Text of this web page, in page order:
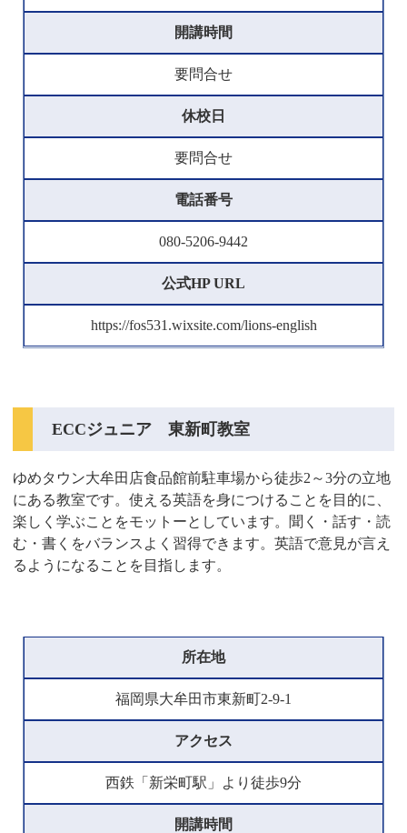
開講時間
要問合せ
休校日
要問合せ
電話番号
080-5206-9442
公式HP URL
https://fos531.wixsite.com/lions-english
ECCジュニア 東新町教室
ゆめタウン大牟田店食品館前駐車場から徒歩2～3分の立地
にある教室です。使える英語を身につけることを目的に、
楽しく学ぶことをモットーとしています。聞く・話す・読
む・書くをバランスよく習得できます。英語で意見が言え
るようになることを目指します。
所在地
福岡県大牟田市東新町2-9-1
アクセス
西鉄「新栄町駅」より徒歩9分
開講時間